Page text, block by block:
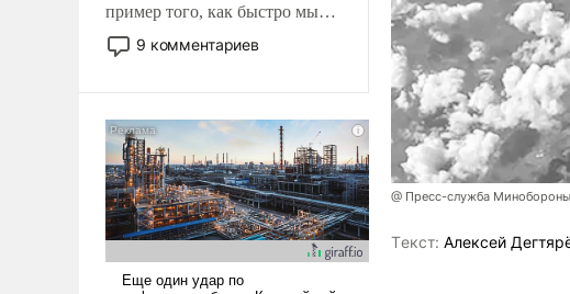
пример того, как быстро мы
двигаемся по пути
революционных изменений.
псевдонаучной фантастики,
стало всерьез обсуждаемой
идеей.
9 комментариев
@ Пресс-служба
Tекст: Алексей